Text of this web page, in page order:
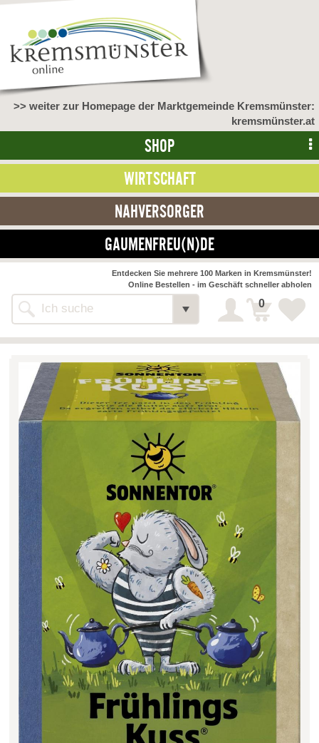
>> weiter zur Homepage der Marktgemeinde Kremsmünster:
kremsmünster.at
SHOP
WIRTSCHAFT
NAHVERSORGER
GAUMENFREU(N)DE
Alle Webseiten
Entdecken Sie mehrere 100 Marken in Kremsmünster!
Online Bestellen - im Geschäft schneller abholen
0
NAHVERSORGER
>> Bauernmarkt << Detail
Bäckerei-Konditorei-Café
Biohof Öllinger Detail
Fleischerei Hüthmayr Detail
Kuglbauer - Familie Bischof Detail
La Toscana Anita Wolf e.U.
Söllradls Naturkostladen
Stiftsgärtnerei Detail
Weinkellerei Stift
Kremsmünster
Detail
Wildkraut Detail
KATEGORIE
Filter zurücksetzen